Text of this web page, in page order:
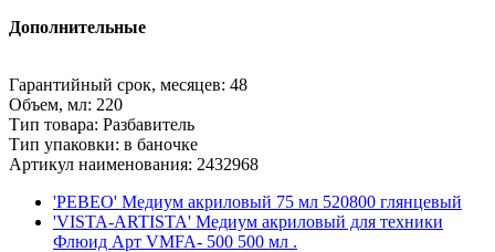
Дополнительные
Гарантийный срок, месяцев: 48
Объем, мл: 220
Тип товара: Разбавитель
Тип упаковки: в баночке
Артикул наименования: 2432968
'PEBEO' Медиум акриловый 75 мл 520800 глянцевый
'VISTA-ARTISTA' Медиум акриловый для техники
Флюид Арт VMFA- 500 500 мл .